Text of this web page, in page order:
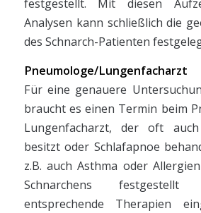
festgestellt. Mit diesen
Analysen kann schließlich die
des Schnarch-Patienten
Pneumologe/Lungenfacharzt
Für eine genauere
braucht es einen Termin beim
Lungenfacharzt, der oft
besitzt oder Schlafapnoe
z.B. auch Asthma oder
Schnarchens
entsprechende Therapien